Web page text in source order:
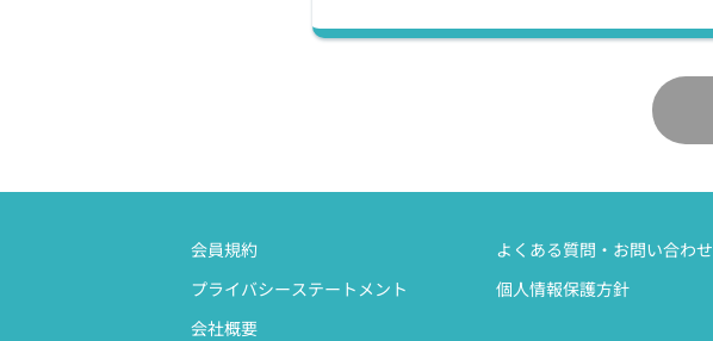
会員規約
よくある質問・お問い合わせ
プライバシーステートメント
個人情報保護方針
会社概要